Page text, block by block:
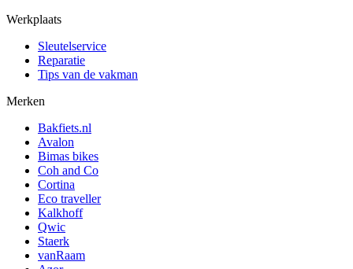
Werkplaats
Sleutelservice
Reparatie
Tips van de vakman
Merken
Bakfiets.nl
Avalon
Bimas bikes
Coh and Co
Cortina
Eco traveller
Kalkhoff
Qwic
Staerk
vanRaam